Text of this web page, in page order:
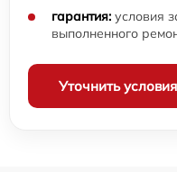
гарантия: условия
выполненного
Уточнить условия